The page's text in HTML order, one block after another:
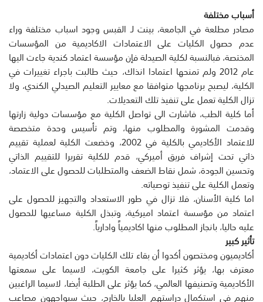
أسباب مختلفة
مصادر مطلعة في الجامعة، بينت لـ القبس وجود اسباب مختلفة وراء
عدم حصول الكليات على الاعتمادات الاكاديمية من المؤسسات
المختصة، فبالنسبة لكلية الصيدلة فإن مؤسسة اعتماد كندية جاءت اليها
عام 2012 ولم تمنحها اعتمادا انذاك، حيث طالبت باجراء تغييرات في
الكلية، ليصبح برنامجها متوافقا مع معايير التعليم الصيدلي الكندي، ولا
تزال الكلية تعمل على تنفيذ تلك التعديلات.
أما كلية الطب، فاشارت الى تواصل الكلية مع مؤسسات دولية زارتها
وقدمت المشورة والمطلوب منها، وتم تأسيس وحدة متخصصة
للاعتماد الأكاديمي بالكلية في 2002، وخضعت الكلية لعملية تقييم
ذاتي تحت إشراف فريق أميركي، قدم للكلية تقريرا للتقييم الذاتي
وتحسين الجودة، شمل نقاط الضعف والمتطلبات للحصول على الاعتماد،
وتعمل الكلية على تنفيذ توصياته.
اما كلية الأسنان، فلا تزال في طور الاستعداد والتجهيز للحصول على
اعتماد من مؤسسة اعتماد اميركية، وتبذل الكلية مساعيها للحصول
عليه حاليا، بانجاز المطلوب منها اكاديمياً وادارياً.
تأثير كبير
أكاديميون ومختصون أكدوا أن بقاء تلك الكليات دون اعتمادات أكاديمية
معترف بها، يؤثر كثيرا على جامعة الكويت، لاسيما على سمعتها
الأكاديمية وتصنيفها العالمي، كما يؤثر على الطلبة أيضا، لاسيما الراغبين
منهم في استكمال دراستهم العليا بالخارج، حيث سيواجهون مصاعب